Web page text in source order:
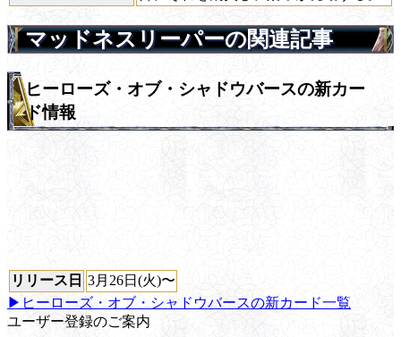
マッドネスリーパーの関連記事
ヒーローズ・オブ・シャドウバースの新カー
ド情報
リリース日 3月26日(火)〜
▶ヒーローズ・オブ・シャドウバースの新カード一覧
ユーザー登録のご案内